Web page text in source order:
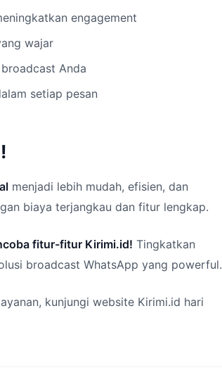
engagement
wajar
Anda
setiap pesan
menjadi lebih mudah, efisien, dan
biaya terjangkau dan fitur lengkap.
fitur-fitur Kirimi.id! Tingkatkan
broadcast WhatsApp yang powerful.
kunjungi website Kirimi.id hari